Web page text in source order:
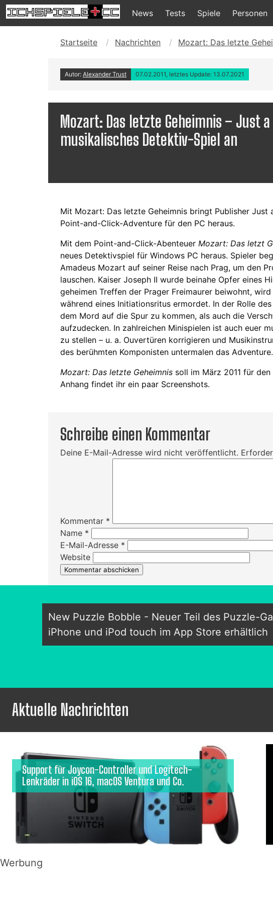
News Tests Spiele Personen
Startseite Nachrichten Mozart: Das letzte
Autor: Alexander Trust 07.02.2011, letztes Update: 13.07.2021
Mozart: Das letzte Geheimnis – Just
musikalisches Detektiv-Spiel an
Mit Mozart: Das letzte Geheimnis bringt Publisher Just
Point-and-Click-Adventure für den PC heraus.
Mit dem Point-and-Click-Abenteuer Mozart: Das letzt
neues Detektivspiel für Windows PC heraus. Spieler
Amadeus Mozart auf seiner Reise nach Prag, um den
lauschen. Kaiser Joseph II wurde beinahe Opfer eines
geheimen Treffen der Prager Freimaurer beiwohnt,
während eines Initiationsritus ermordet. In der Rolle
dem Mord auf die Spur zu kommen, als auch die
aufzudecken. In zahlreichen Minispielen ist auch euer
zu stellen – u. a. Ouvertüren korrigieren und
des berühmten Komponisten untermalen das Adventure.
Mozart: Das letzte Geheimnis soll im März 2011 für
Anhang findet ihr ein paar Screenshots.
Schreibe einen Kommentar
Deine E-Mail-Adresse wird nicht veröffentlicht.
Kommentar *
Name *
E-Mail-Adresse *
Website
New Puzzle Bobble - Neuer Teil des Puzzle-
iPhone und iPod touch im App Store erhältlich
Aktuelle Nachrichten
Support für Joycon-Controller und Logitech-
Lenkräder in iOS 16, macOS Ventura und Co.
Werbung